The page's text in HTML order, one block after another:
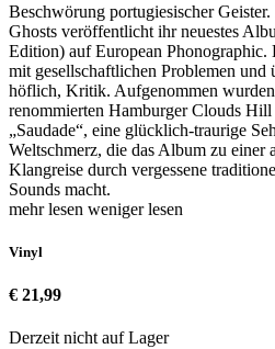
Beschwörung portugiesischer
Ghosts veröffentlicht ihr neuestes
Edition) auf European
mit gesellschaftlichen Problemen und
höflich, Kritik. Aufgenommen
renommierten Hamburger Clouds
„Saudade“, eine glücklich-traurige
Weltschmerz, die das Album zu einer
Klangreise durch vergessene
Sounds macht.
mehr lesen weniger lesen
Vinyl
€ 21,99
Derzeit nicht auf Lager